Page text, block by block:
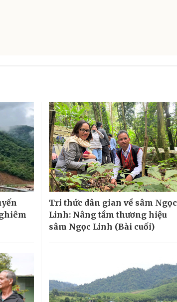
Tri thức dân gian về sâm Ngọc
Linh: Nâng tầm thương hiệu
sâm Ngọc Linh (Bài cuối)